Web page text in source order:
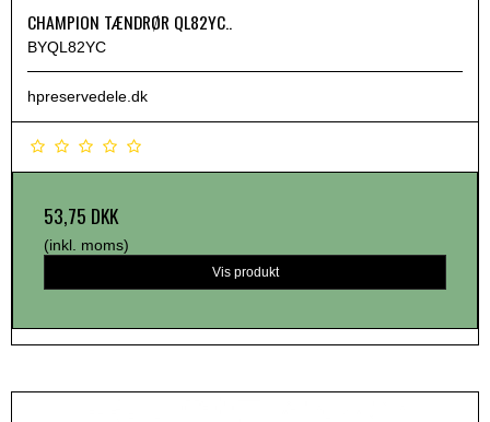
CHAMPION TÆNDRØR QL82YC..
BYQL82YC
hpreservedele.dk
53,75 DKK
(inkl. moms)
Vis produkt